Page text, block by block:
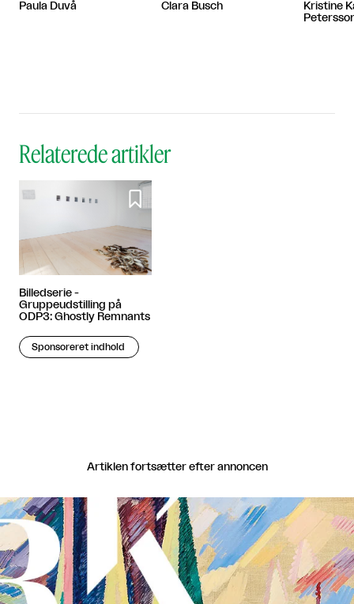
Paula Duvå Clara Busch
Kristine
Relaterede artikler

Billedserie -
Gruppeudstilling på
ODP3: Ghostly Remnants
Sponsoreret indhold
Artiklen fortsætter efter annoncen